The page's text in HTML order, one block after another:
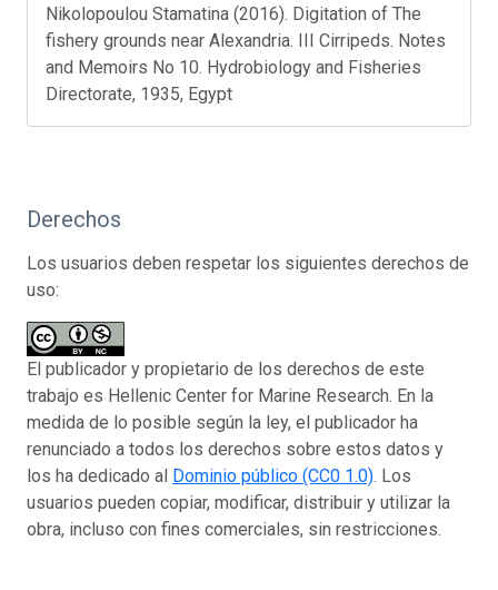
Nikolopoulou Stamatina (2016). Digitation of The
fishery grounds near Alexandria. III Cirripeds. Notes
and Memoirs No 10. Hydrobiology and Fisheries
Directorate, 1935, Egypt
Derechos
Los usuarios deben respetar los siguientes derechos de
uso:
El publicador y propietario de los derechos de este
trabajo es Hellenic Center for Marine Research. En la
medida de lo posible según la ley, el publicador ha
renunciado a todos los derechos sobre estos datos y
los ha dedicado al Dominio público (CC0 1.0). Los
usuarios pueden copiar, modificar, distribuir y utilizar la
obra, incluso con fines comerciales, sin restricciones.